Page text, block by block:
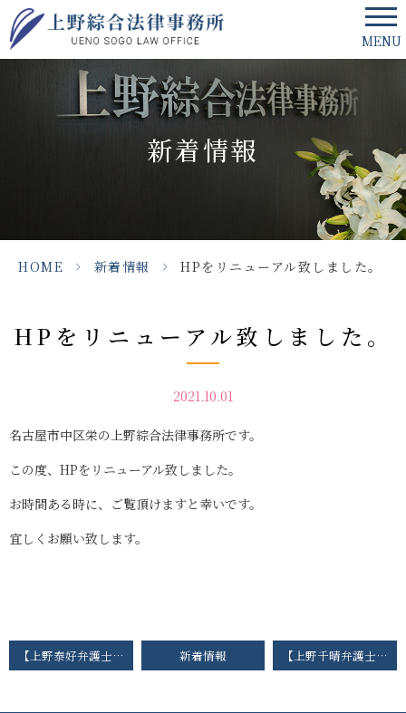
MENU
新着情報
HOME > 新着情報 > HPをリニューアル致しました。
HPをリニューアル致しました。
2021.10.01
名古屋市中区栄の上野綜合法律事務所です。
この度、HPをリニューアル致しました。
お時間ある時に、ご覧頂けますと幸いです。
宜しくお願い致します。
【上野泰好弁護士・上野千晴弁護士】愛知県中小企業再生支援協議会の専門家委員に就任 新着情報 【上野千晴弁護士】愛知地方労働審議会の委員に就任